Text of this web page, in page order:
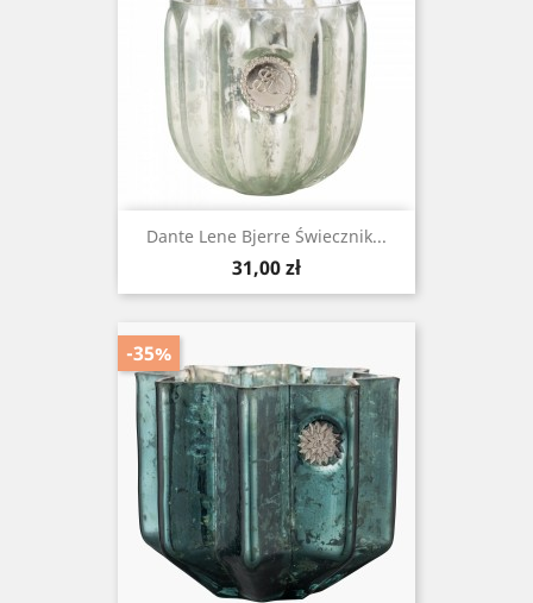
Dante Lene Bjerre Świecznik...
Cena
31,00 zł
-35%